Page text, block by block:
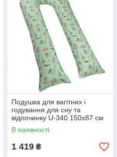
Подушка для вагітних і
годування для сну та
відпочинку U-340 150х87 см
Песики на бірюзовому
В наявності
1 419 ₴